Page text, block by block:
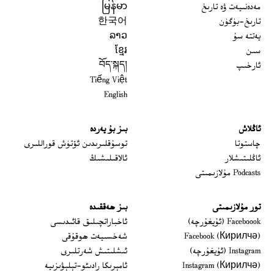
مەدەنىيەت ۋە تارىخ
تارىخ-بۈگۈن
يەتتە سۇ
سىن
ئارخىپ
မြန်မာ
한국어
ລາວ
ខ្មែរ
བོད་སྐད།
Tiếng Việt
English
ئاڭلاش
چاستوتا
ئاڭلىتىشلار
Podcasts مۇلازىمىتى
بىز بۇ يەردە
توسۇقلىرىدىن ئۆتۈش قوراللىرى
ئالاقىلىشىڭ
تور مۇلازىمىتى
Faceboook (ئۇيغۇرچە)
Opens in new window
Facebook (Кирилчә)
Opens in new window
Instagram (ئۇيغۇرچە)
Opens in new window
Instagram (Кирилчә)
Opens in new window
بىز ھەققىدە
ئاخباراتچىلىق قائىدىسى
شەخسىيەت ھوقۇقى
ئىشلىتىش شەرتلىرى
ئامېرىكا رادىئو-تېلېۋىزىيە